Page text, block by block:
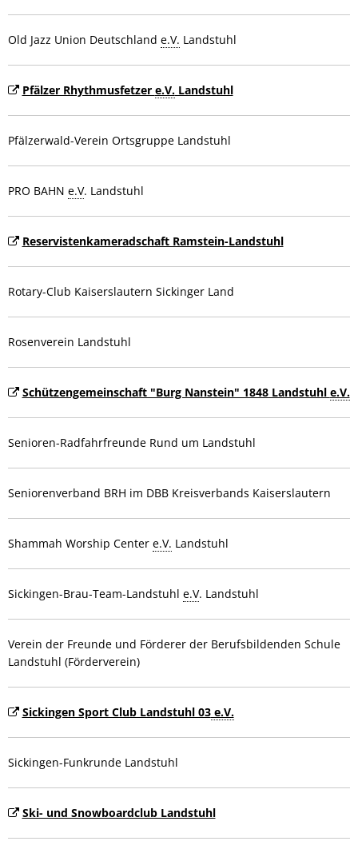
Old Jazz Union Deutschland e.V. Landstuhl
Pfälzer Rhythmusfetzer e.V.Landstuhl
Pfälzerwald-Verein Ortsgruppe Landstuhl
PRO BAHN e.V. Landstuhl
Reservistenkameradschaft Ramstein-Landstuhl
Rotary-Club Kaiserslautern Sickinger Land
Rosenverein Landstuhl
Schützengemeinschaft "Burg Nanstein" 1848 Landstuhl e.V.
Senioren-Radfahrfreunde Rund um Landstuhl
Seniorenverband BRH im DBB Kreisverbands Kaiserslautern
Shammah Worship Center e.V. Landstuhl
Sickingen-Brau-Team-Landstuhl e.V. Landstuhl
Verein der Freunde und Förderer der Berufsbildenden Schule
Landstuhl (Förderverein)
Sickingen Sport Club Landstuhl 03e.V.
Sickingen-Funkrunde Landstuhl
Ski- und Snowboardclub Landstuhl